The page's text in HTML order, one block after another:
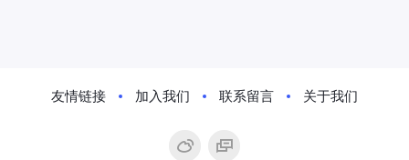
友情链接 加入我们 联系留言 关于我们